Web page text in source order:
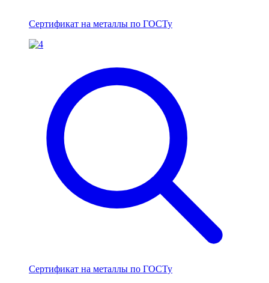
Сертификат на металлы по ГОСТу
Сертификат на металлы по ГОСТу